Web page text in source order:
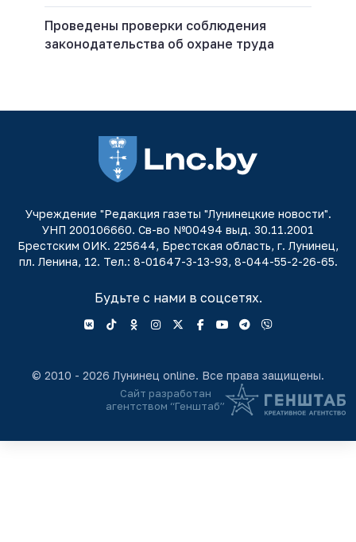
Проведены проверки соблюдения
законодательства об охране труда
Учреждение "Редакция газеты "Лунинецкие новости".
УНП 200106660. Св-во №00494 выд. 30.11.2001
Брестским ОИК. 225644, Брестская область, г. Лунинец,
пл. Ленина, 12. Тел.: 8-01647-3-13-93, 8-044-55-2-26-65.
Будьте с нами в соцсетях.
© 2010 - 2026 Лунинец online. Все права защищены.
Сайт разработан
агентством “Генштаб”